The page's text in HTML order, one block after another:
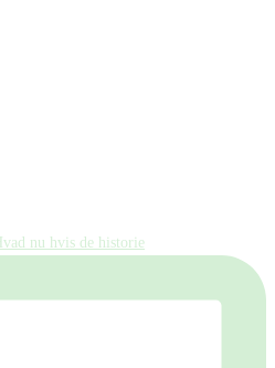
nu hvis de historie